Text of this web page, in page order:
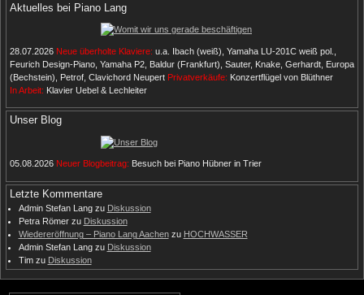
Aktuelles bei Piano Lang
28.07.2026 Neue überholte Klaviere: u.a. Ibach (weiß), Yamaha LU-201C weiß pol.,
Feurich Design-Piano, Yamaha P2, Baldur (Frankfurt), Sauter, Knake, Gerhardt, Europa
(Bechstein), Petrof, Clavichord Neupert Privatverkäufe: Konzertflügel von Blüthner
In Arbeit: Klavier Uebel & Lechleiter
Unser Blog
05.08.2026 Neuer Blogbeitrag: Besuch bei Piano Hübner in Trier
Letzte Kommentare
Admin Stefan Langzu Diskussion
Petra Römerzu Diskussion
Wiedereröffnung – Piano Lang Aachenzu HOCHWASSER
Admin Stefan Langzu Diskussion
Timzu Diskussion